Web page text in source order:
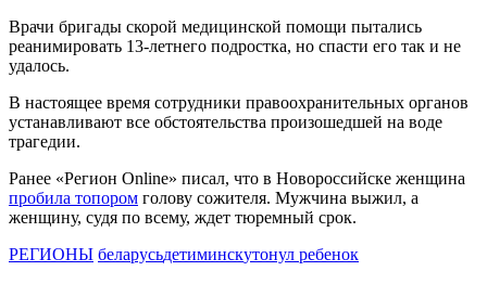
Врачи бригады скорой медицинской помощи пытались
реанимировать 13-летнего подростка, но спасти его так и не
удалось.
В настоящее время сотрудники правоохранительных органов
устанавливают все обстоятельства произошедшей на воде
трагедии.
Ранее «Регион Online» писал, что в Новороссийске женщина
пробила топором голову сожителя. Мужчина выжил, а
женщину, судя по всему, ждет тюремный срок.
РЕГИОНЫ беларусьдетиминскутонул ребенок